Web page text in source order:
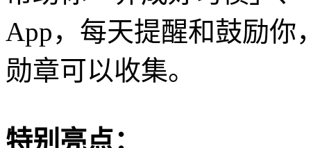
App，每天提醒和鼓励你
勋章可以收集。
特别亮点：